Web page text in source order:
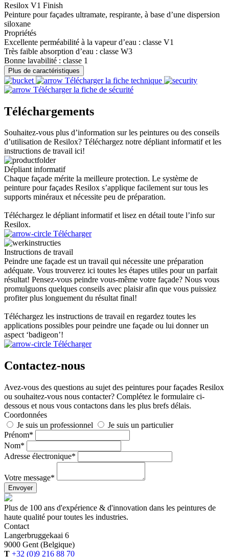
Resilox V1 Finish
Peinture pour façades ultramate, respirante, à base d’une dispersion
siloxane
Propriétés
Excellente perméabilité à la vapeur d’eau : classe V1
Très faible absorption d’eau : classe W3
Bonne lavabilité : classe 1
Plus de caractéristiques
Télécharger la fiche technique
Télécharger la fiche de sécurité
Téléchargements
Souhaitez-vous plus d’information sur les peintures ou des conseils
d’utilisation de Resilox? Téléchargez notre dépliant informatif et les
instructions de travail ici!
Dépliant informatif
Chaque façade mérite la meilleure protection. Le système de
peinture pour façades Resilox s’applique facilement sur tous les
supports minéraux et nécessite peu de préparation.
Téléchargez le dépliant informatif et lisez en détail toute l’info sur
Resilox.
Télécharger
Instructions de travail
Peindre une façade est un travail qui nécessite une préparation
adéquate. Vous trouverez ici toutes les étapes utiles pour un parfait
résultat! Pensez-vous peindre vous-même votre façade? Nous vous
promulguons quelques conseils avec plaisir afin que vous puissiez
profiter plus longuement du résultat final!
Téléchargez les instructions de travail en regardez toutes les
applications possibles pour peindre une façade ou lui donner un
aspect ‘badigeon’!
Télécharger
Contactez-nous
Avez-vous des questions au sujet des peintures pour façades Resilox
ou souhaitez-vous nous contacter? Complétez le formulaire ci-
dessous et nous vous contactons dans les plus brefs délais.
Coordonnées
Je suis un professionnel
Je suis un particulier
Prénom*
Nom*
Adresse électronique*
Votre message*
Envoyer
Plus de 100 ans d'expérience & d'innovation dans les peintures de
haute qualité pour toutes les industries.
Contact
Langerbruggekaai 6
9000 Gent (Belgique)
T +32 (0)9 216 88 70